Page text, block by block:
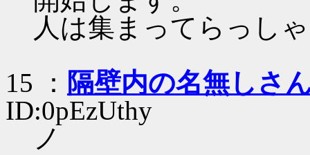
人は集まってらっし
15 ： 隔壁内の名無しさ
ID:0pEzUthy
ノ